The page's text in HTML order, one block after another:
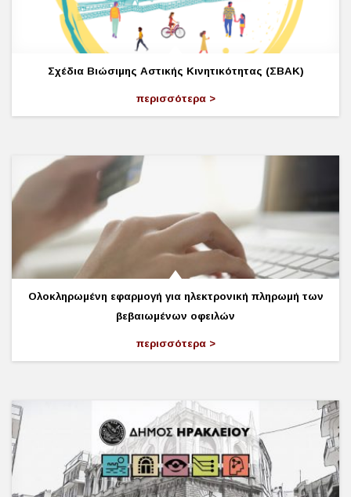
Σχέδια Βιώσιμης Αστικής Κινητικότητας (ΣΒΑΚ)
περισσότερα
Ολοκληρωμένη εφαρμογή για ηλεκτρονική πληρωμή των
βεβαιωμένων οφειλών
περισσότερα